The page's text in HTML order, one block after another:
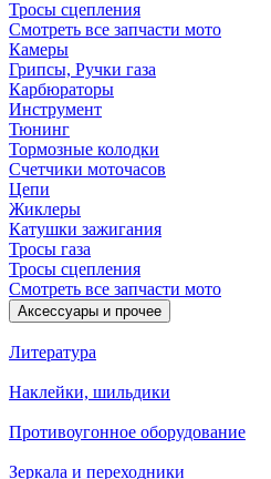
Тросы сцепления
Смотреть все запчасти мото
Камеры
Грипсы, Ручки газа
Карбюраторы
Инструмент
Тюнинг
Тормозные колодки
Счетчики моточасов
Цепи
Жиклеры
Катушки зажигания
Тросы газа
Тросы сцепления
Смотреть все запчасти мото
Аксессуары и прочее
Литература
Наклейки, шильдики
Противоугонное оборудование
Зеркала и переходники